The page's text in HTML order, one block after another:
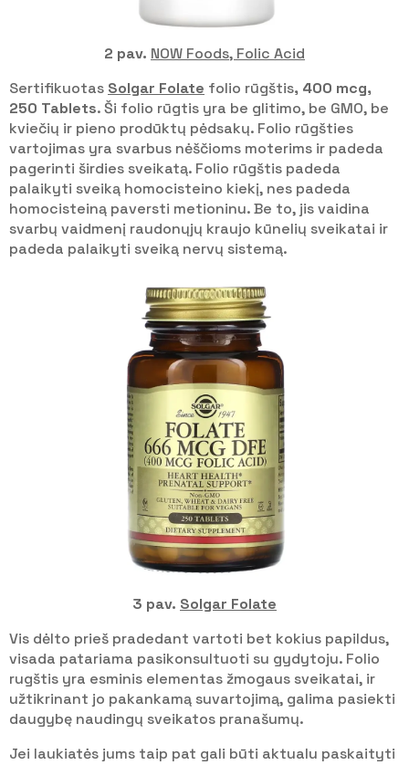
2 pav. NOW Foods, Folic Acid
Sertifikuotas Solgar Folate folio rūgštis, 400 mcg,
250 Tablets. Ši folio rūgtis yra be glitimo, be GMO, be
kviečių ir pieno prodūktų pėdsakų. Folio rūgšties
vartojimas yra svarbus nėščioms moterims ir padeda
pagerinti širdies sveikatą. Folio rūgštis padeda
palaikyti sveiką homocisteino kiekį, nes padeda
homocisteiną paversti metioninu. Be to, jis vaidina
svarbų vaidmenį raudonųjų kraujo kūnelių sveikatai ir
padeda palaikyti sveiką nervų sistemą.
3 pav. Solgar Folate
Vis dėlto prieš pradedant vartoti bet kokius papildus,
visada patariama pasikonsultuoti su gydytoju. Folio
rugštis yra esminis elementas žmogaus sveikatai, ir
užtikrinant jo pakankamą suvartojimą, galima pasiekti
daugybę naudingų sveikatos pranašumų.
Jei laukiatės jums taip pat gali būti aktualu paskaityti